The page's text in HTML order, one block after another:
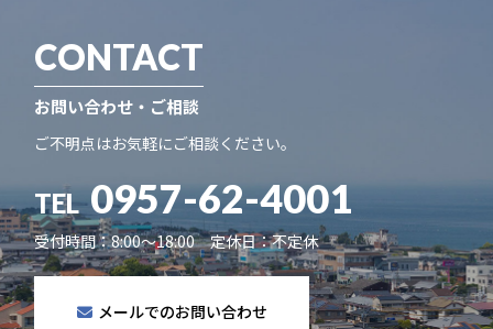
CONTACT
お問い合わせ・ご相談
ご不明点はお気軽にご相談ください。
TEL 0957-62-4001
受付時間：8:00～18:00 定休日：不定休
メールでのお問い合わせ